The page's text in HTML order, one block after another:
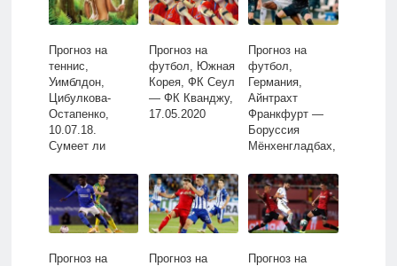
Прогноз на
теннис,
Уимблдон,
Цибулкова-
Остапенко,
10.07.18.
Сумеет ли
продолжить
шествие
навстречу
Уильямс?
Прогноз на
футбол, Южная
Корея, ФК Сеул
— ФК Кванджу,
17.05.2020
Прогноз на
футбол,
Германия,
Айнтрахт
Франкфурт —
Боруссия
Мёнхенгладбах,
Прогноз на
Прогноз на
Прогноз на